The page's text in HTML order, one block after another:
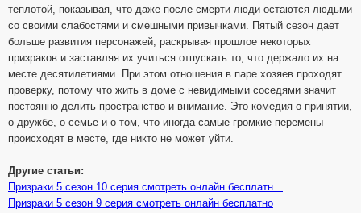
теплотой, показывая, что даже после смерти люди остаются людьми
со своими слабостями и смешными привычками. Пятый сезон дает
больше развития персонажей, раскрывая прошлое некоторых
призраков и заставляя их учиться отпускать то, что держало их на
месте десятилетиями. При этом отношения в паре хозяев проходят
проверку, потому что жить в доме с невидимыми соседями значит
постоянно делить пространство и внимание. Это комедия о принятии,
о дружбе, о семье и о том, что иногда самые громкие перемены
происходят в месте, где никто не может уйти.
Другие статьи:
Призраки 5 сезон 10 серия смотреть онлайн бесплатн...
Призраки 5 сезон 9 серия смотреть онлайн бесплатно